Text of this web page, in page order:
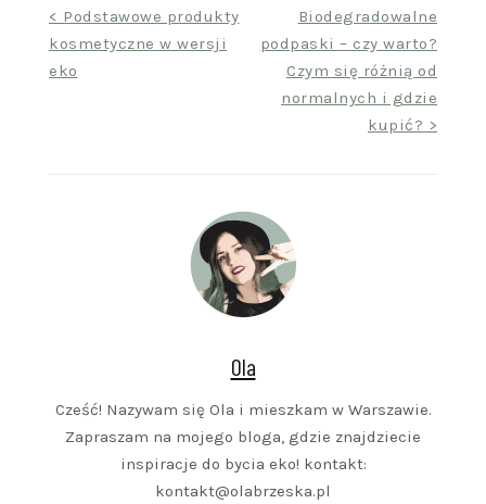
Nawigacja
wpisu
< Podstawowe produkty
kosmetyczne w wersji
eko
Biodegradowalne
podpaski – czy warto?
Czym się różnią od
normalnych i gdzie
kupić? >
Ola
Cześć! Nazywam się Ola i mieszkam w Warszawie.
Zapraszam na mojego bloga, gdzie znajdziecie
inspiracje do bycia eko! kontakt:
kontakt@olabrzeska.pl